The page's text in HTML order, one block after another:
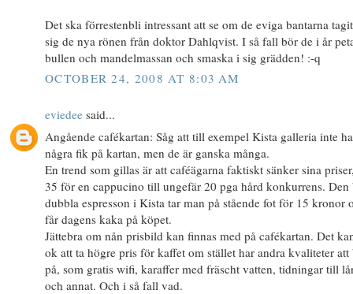
Det ska förrestenbli intressant att se om de eviga bantarna
sig de nya rönen från doktor Dahlqvist. I så fall bör de i år
bullen och mandelmassan och smaska i sig grädden! :-q
OCTOBER 24, 2008 AT 8:03 AM
eviedee said...
Angående cafékartan: Såg att till exempel Kista galleria inte
några fik på kartan, men de är ganska många.
En trend som gillas är att caféägarna faktiskt sänker sina
35 för en cappucino till ungefär 20 pga hård konkurrens. Den
dubbla espresson i Kista tar man på stående fot för 15 kronor
får dagens kaka på köpet.
Jättebra om nån prisbild kan finnas med på cafékartan. Det
ok att ta högre pris för kaffet om stället har andra kvaliteter att
på, som gratis wifi, karaffer med fräscht vatten, tidningar till
och annat. Och i så fall vad.